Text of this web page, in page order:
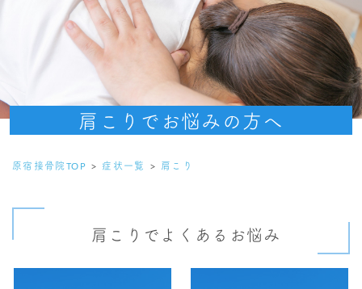
肩こりでお悩みの方へ
原宿接骨院TOP 症状一覧 肩こり
肩こりでよくあるお悩み